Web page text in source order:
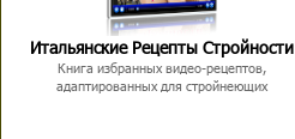
Итальянские Рецепты Стройности
Книга избранных видео-рецептов,
адаптированных для стройнеющих